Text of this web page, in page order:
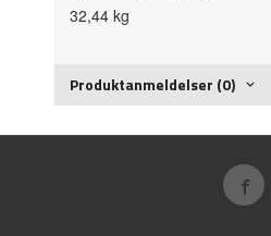
32,44 kg
Produktanmeldelser (0)